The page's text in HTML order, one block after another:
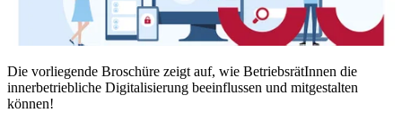
Die vorliegende Broschüre zeigt auf, wie BetriebsrätInnen die
innerbetriebliche Digitalisierung beeinflussen und mitgestalten
können!